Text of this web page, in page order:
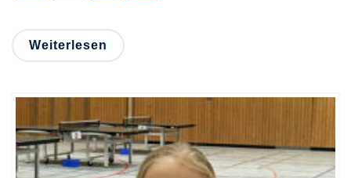
Weiterlesen